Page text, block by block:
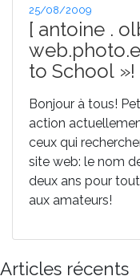
Publié
le
25/08/2009
[ antoine .
to School »!
Bonjour à tous!
action
ceux qui
site web: le nom
deux ans pour
aux amateurs!
Articles récents